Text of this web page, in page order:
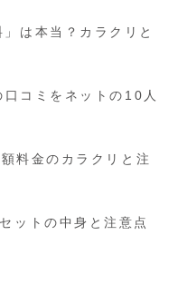
は本当？カラクリと
コミをネットの10人
料金のカラクリと注
ットの中身と注意点